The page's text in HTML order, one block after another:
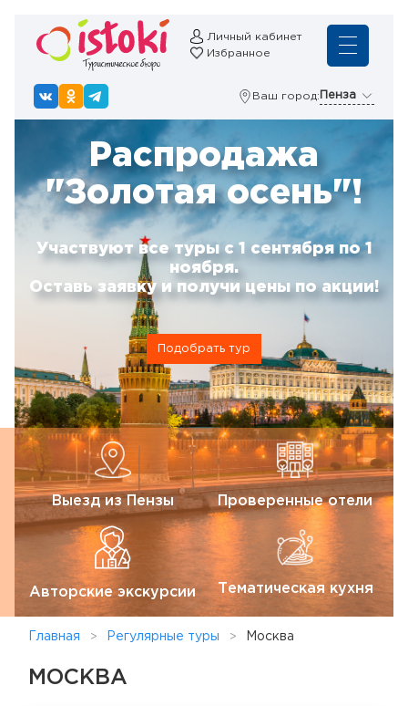
Личный кабинет
Избранное
Ваш город: Пенза
Распродажа
"Золотая осень"!
Участвуют все туры с 1 сентября по 1
ноября.
Оставь заявку и получи цены по акции!
Подобрать тур
Выезд из Пензы Проверенные отели
Авторские экскурсии Тематическая кухня
Главная Регулярные туры Москва
МОСКВА